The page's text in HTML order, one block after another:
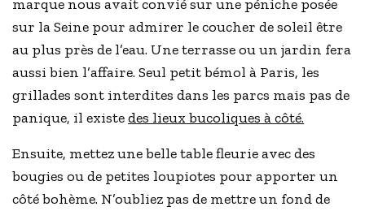
marque nous avait convié sur une péniche posée
sur la Seine pour admirer le coucher de soleil être
au plus près de l’eau. Une terrasse ou un jardin fera
aussi bien l’affaire. Seul petit bémol à Paris, les
grillades sont interdites dans les parcs mais pas de
panique, il existedes lieux bucoliques à côté.
Ensuite, mettez une belle table fleurie avec des
bougies ou de petites loupiotes pour apporter un
côté bohème. N’oubliez pas de mettre un fond de